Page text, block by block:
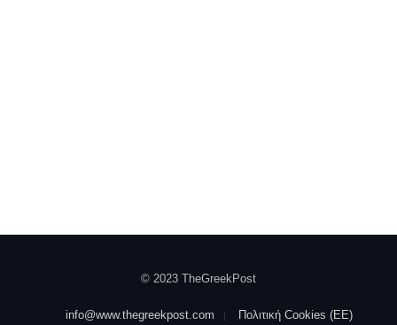
© 2023 TheGreekPost
info@www.thegreekpost.com Πολιτική Cookies (ΕΕ)